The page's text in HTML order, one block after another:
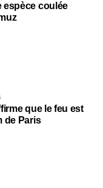
espèce coulée
que le feu est
de Paris